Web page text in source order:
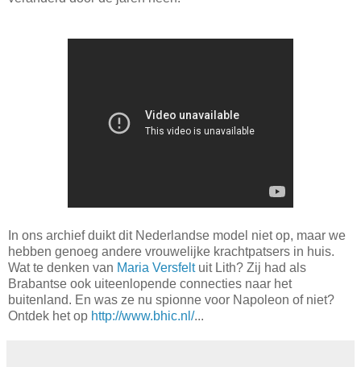
In ons archief duikt dit Nederlandse model niet op, maar we
hebben genoeg andere vrouwelijke krachtpatsers in huis.
Wat te denken van Maria Versfeltuit Lith? Zij had als
Brabantse ook uiteenlopende connecties naar het
buitenland. En was ze nu spionne voor Napoleon of niet?
Ontdek het op http://www.bhic.nl/...